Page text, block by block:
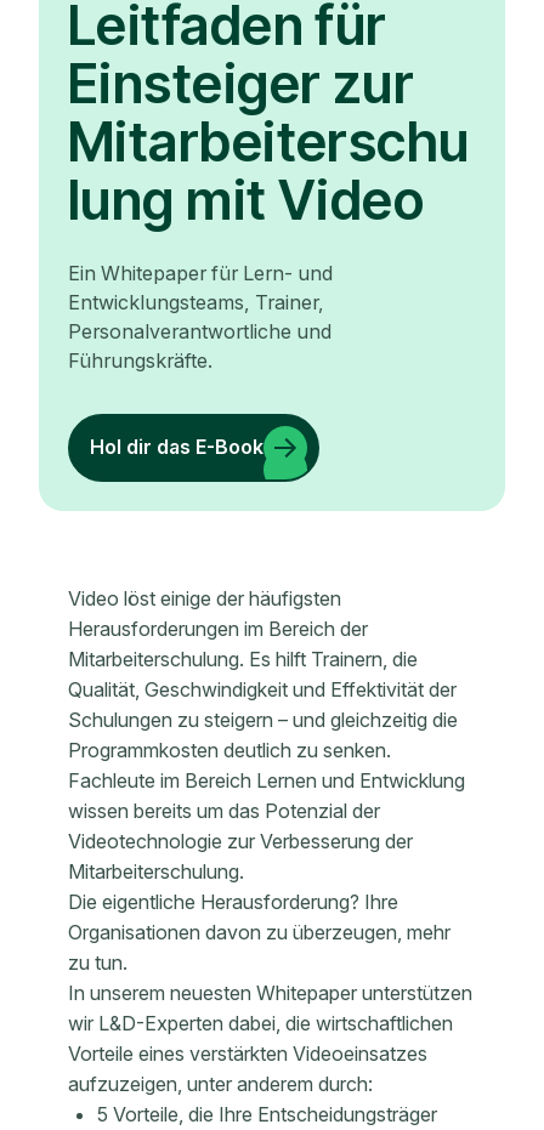
Leitfaden für
Einsteiger zur
Mitarbeiterschu
lung mit Video
Ein Whitepaper für Lern- und
Entwicklungsteams, Trainer,
Personalverantwortliche und
Führungskräfte.
Hol dir das E-Book
Video löst einige der häufigsten
Herausforderungen im Bereich der
Mitarbeiterschulung. Es hilft Trainern, die
Qualität, Geschwindigkeit und Effektivität der
Schulungen zu steigern – und gleichzeitig die
Programmkosten deutlich zu senken.
Fachleute im Bereich Lernen und Entwicklung
wissen bereits um das Potenzial der
Videotechnologie zur Verbesserung der
Mitarbeiterschulung.
Die eigentliche Herausforderung? Ihre
Organisationen davon zu überzeugen, mehr
zu tun.
In unserem neuesten Whitepaper unterstützen
wir L&D-Experten dabei, die wirtschaftlichen
Vorteile eines verstärkten Videoeinsatzes
aufzuzeigen, unter anderem durch:
5 Vorteile, die Ihre Entscheidungsträger